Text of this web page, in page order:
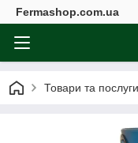
Fermashop.com.ua
Товари та послуги